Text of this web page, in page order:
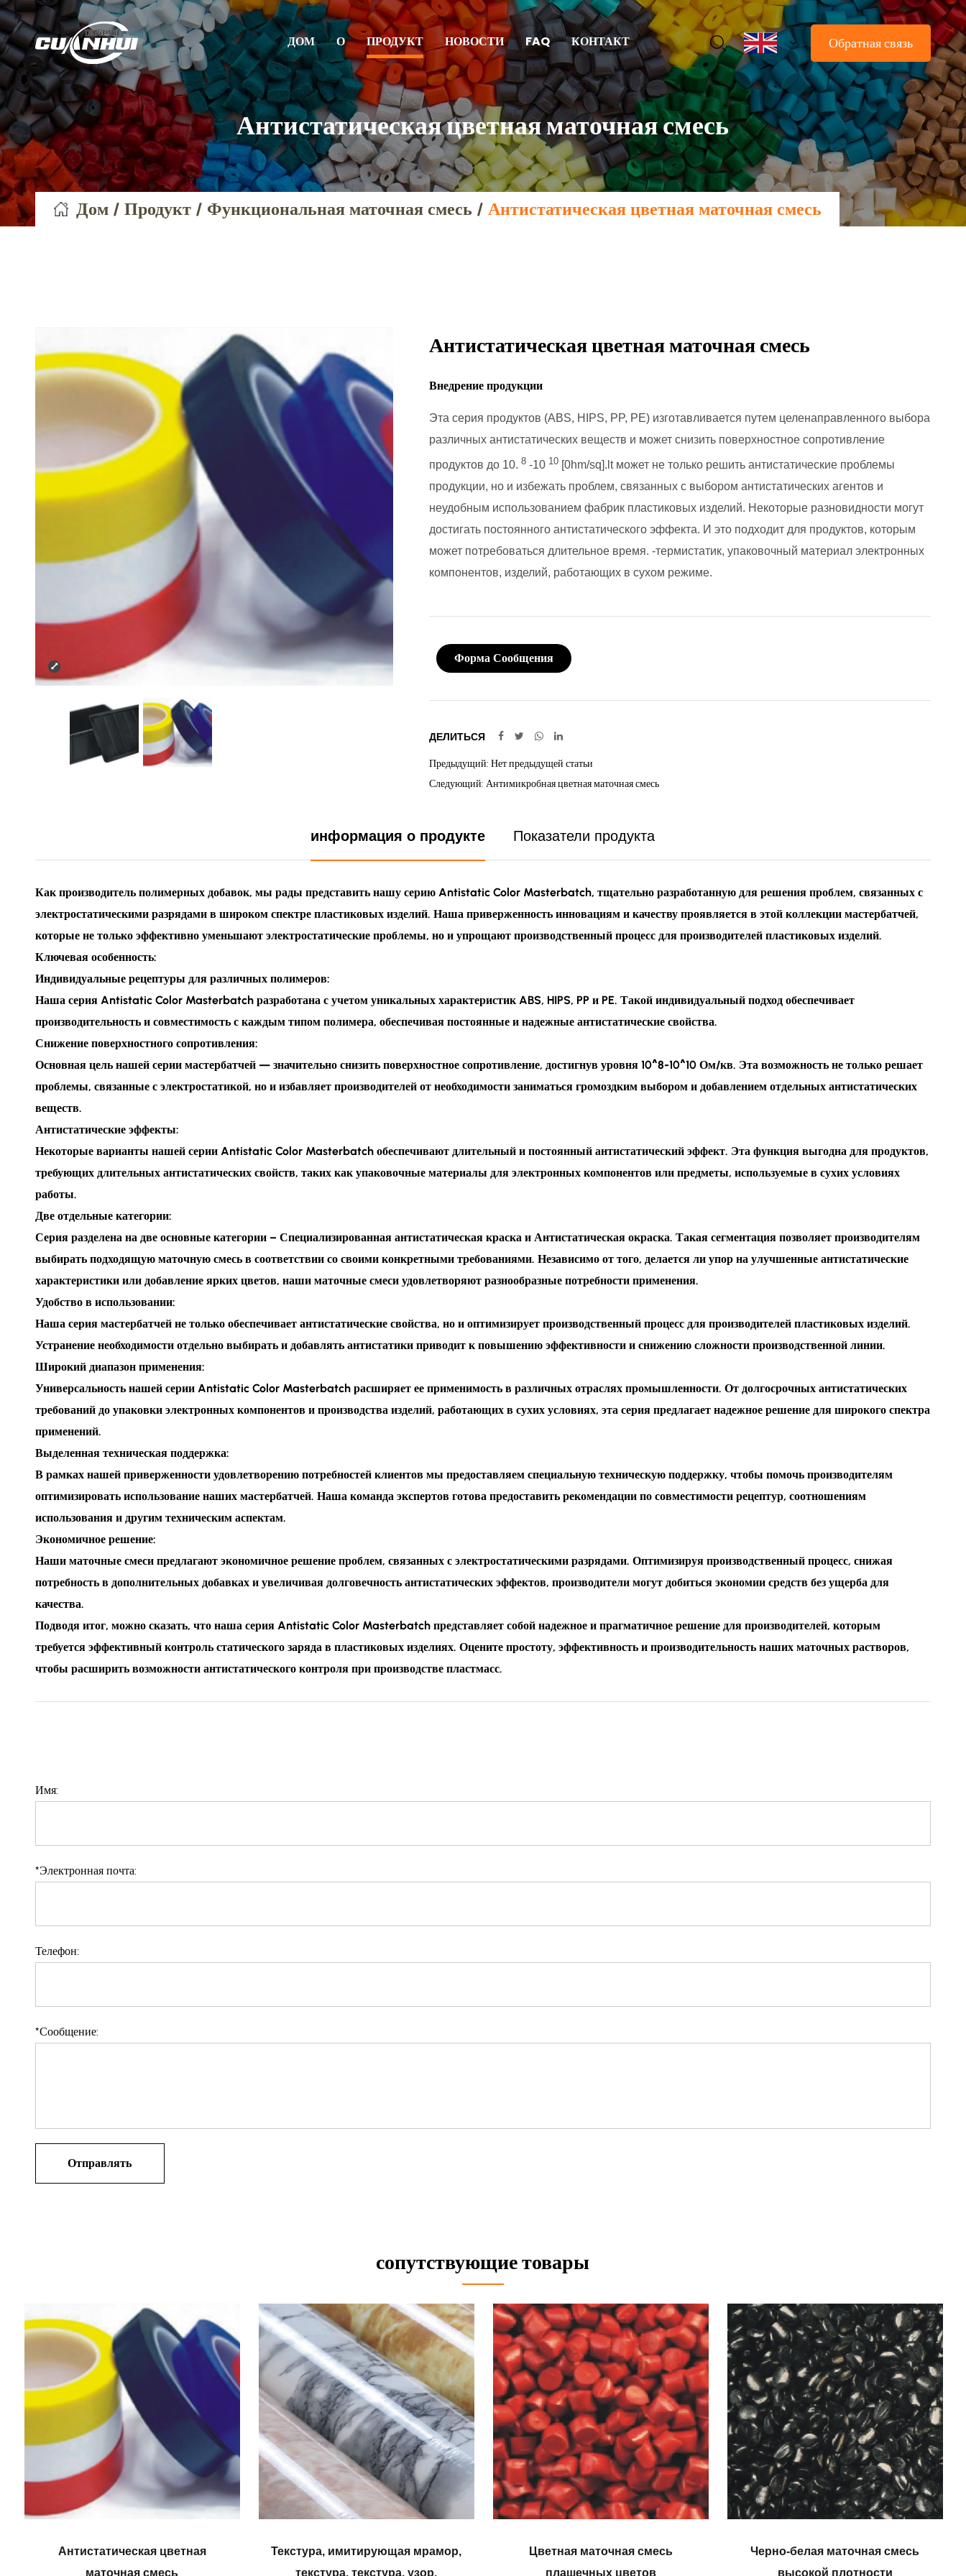
ДОМ О ПРОДУКТ НОВОСТИ FAQ КОНТАКТ Обратная связь
Антистатическая цветная маточная смесь
Дом/ Продукт/ Функциональная маточная смесь / Антистатическая цветная маточная смесь
Антистатическая цветная маточная смесь
Внедрение продукции
Эта серия продуктов (ABS, HIPS, PP, PE) изготавливается путем целенаправленного выбора
различных антистатических веществ и может снизить поверхностное сопротивление
продуктов до 10.8 -10 10 [0hm/sq].lt может не только решить антистатические проблемы
продукции, но и избежать проблем, связанных с выбором антистатических агентов и
неудобным использованием фабрик пластиковых изделий. Некоторые разновидности могут
достигать постоянного антистатического эффекта. И это подходит для продуктов, которым
может потребоваться длительное время. -термистатик, упаковочный материал электронных
компонентов, изделий, работающих в сухом режиме.
Форма Сообщения
ДЕЛИТЬСЯ
Предыдущий: Нет предыдущей статьи
Следующий: Антимикробная цветная маточная смесь
информация о продукте Показатели продукта
Как производитель полимерных добавок, мы рады представить нашу серию Antistatic Color Masterbatch, тщательно разработанную для решения проблем, связанных с
электростатическими разрядами в широком спектре пластиковых изделий. Наша приверженность инновациям и качеству проявляется в этой коллекции мастербатчей,
которые не только эффективно уменьшают электростатические проблемы, но и упрощают производственный процесс для производителей пластиковых изделий.
Ключевая особенность:
Индивидуальные рецептуры для различных полимеров:
Наша серия Antistatic Color Masterbatch разработана с учетом уникальных характеристик ABS, HIPS, PP и PE. Такой индивидуальный подход обеспечивает
производительность и совместимость с каждым типом полимера, обеспечивая постоянные и надежные антистатические свойства.
Снижение поверхностного сопротивления:
Основная цель нашей серии мастербатчей — значительно снизить поверхностное сопротивление, достигнув уровня 10^8-10^10 Ом/кв. Эта возможность не только решает
проблемы, связанные с электростатикой, но и избавляет производителей от необходимости заниматься громоздким выбором и добавлением отдельных антистатических
веществ.
Антистатические эффекты:
Некоторые варианты нашей серии Antistatic Color Masterbatch обеспечивают длительный и постоянный антистатический эффект. Эта функция выгодна для продуктов,
требующих длительных антистатических свойств, таких как упаковочные материалы для электронных компонентов или предметы, используемые в сухих условиях
работы.
Две отдельные категории:
Серия разделена на две основные категории – Специализированная антистатическая краска и Антистатическая окраска. Такая сегментация позволяет производителям
выбирать подходящую маточную смесь в соответствии со своими конкретными требованиями. Независимо от того, делается ли упор на улучшенные антистатические
характеристики или добавление ярких цветов, наши маточные смеси удовлетворяют разнообразные потребности применения.
Удобство в использовании:
Наша серия мастербатчей не только обеспечивает антистатические свойства, но и оптимизирует производственный процесс для производителей пластиковых изделий.
Устранение необходимости отдельно выбирать и добавлять антистатики приводит к повышению эффективности и снижению сложности производственной линии.
Широкий диапазон применения:
Универсальность нашей серии Antistatic Color Masterbatch расширяет ее применимость в различных отраслях промышленности. От долгосрочных антистатических
требований до упаковки электронных компонентов и производства изделий, работающих в сухих условиях, эта серия предлагает надежное решение для широкого спектра
применений.
Выделенная техническая поддержка:
В рамках нашей приверженности удовлетворению потребностей клиентов мы предоставляем специальную техническую поддержку, чтобы помочь производителям
оптимизировать использование наших мастербатчей. Наша команда экспертов готова предоставить рекомендации по совместимости рецептур, соотношениям
использования и другим техническим аспектам.
Экономичное решение:
Наши маточные смеси предлагают экономичное решение проблем, связанных с электростатическими разрядами. Оптимизируя производственный процесс, снижая
потребность в дополнительных добавках и увеличивая долговечность антистатических эффектов, производители могут добиться экономии средств без ущерба для
качества.
Подводя итог, можно сказать, что наша серия Antistatic Color Masterbatch представляет собой надежное и прагматичное решение для производителей, которым
требуется эффективный контроль статического заряда в пластиковых изделиях. Оцените простоту, эффективность и производительность наших маточных растворов,
чтобы расширить возможности антистатического контроля при производстве пластмасс.
Имя:
*Электронная почта:
Телефон:
*Сообщение:
сопутствующие товары
Антистатическая цветная
маточная смесь
Текстура, имитирующая мрамор,
текстура, текстура, узор,
Цветная маточная смесь
плашечных цветов
Черно-белая маточная смесь
высокой плотности